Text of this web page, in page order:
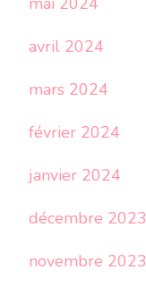
avril 2024
mars 2024
février 2024
janvier 2024
décembre 2023
novembre 2023